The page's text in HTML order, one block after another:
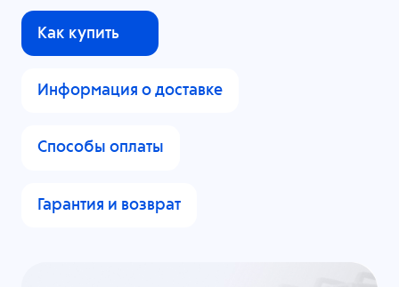
Как купить
Информация о доставке
Способы оплаты
Гарантия и возврат